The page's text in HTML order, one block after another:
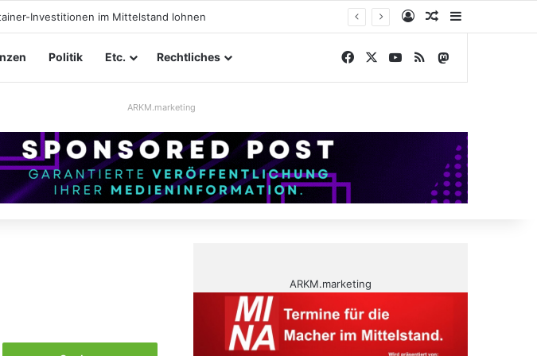
Investitionen im Mittelstand lohnen AnmeldenZufälliger
Politik Etc. Rechtliches Facebook YouTube
RSS
ARKM.marketing
ARKM.marketing